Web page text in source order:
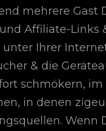
mehrere Gast
Affiliate-
Ihrer
& die
schmökern,
in denen
Wenn